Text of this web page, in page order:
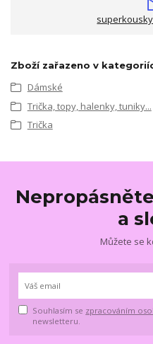
Zboží zařazeno v
Dámské
Trička, topy, halenky, tuniky...
Trička
a
Můžete se
Souhlasím se zpracováním
newsletteru.